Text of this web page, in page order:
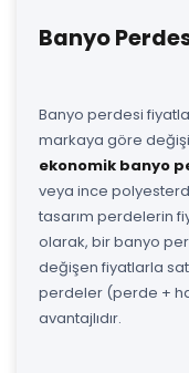
Banyo
Banyo perdesi
markaya göre
ekonomik banyo
veya ince
tasarım perdelerin
olarak, bir banyo
değişen fiyatlarla
perdeler (perde +
avantajlıdır.